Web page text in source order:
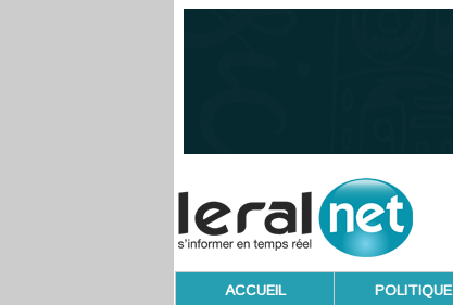
ACCUEIL POLITIQUE